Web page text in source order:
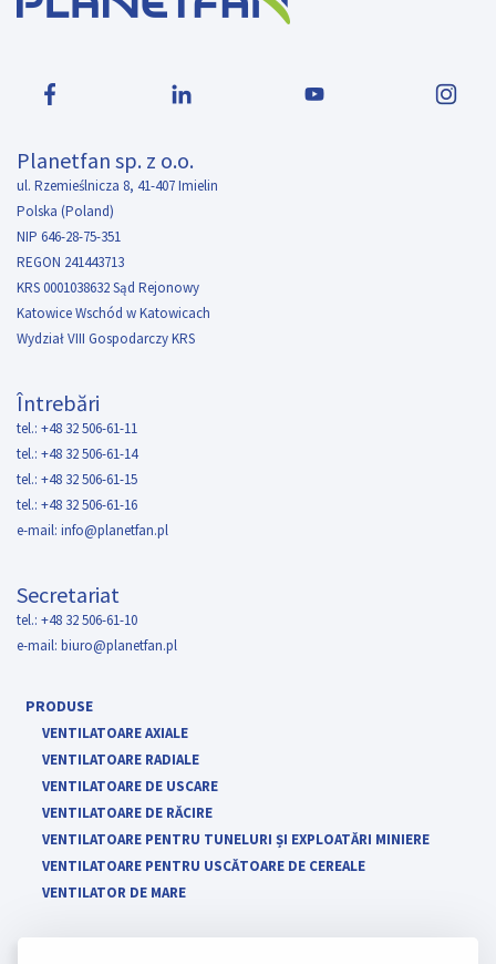
Planetfan sp. z o.o.
ul. Rzemieślnicza 8, 41-407 Imielin
Polska (Poland)
NIP 646-28-75-351
REGON 241443713
KRS 0001038632 Sąd Rejonowy
Katowice Wschód w Katowicach
Wydział VIII Gospodarczy KRS
Întrebări
tel.: +48 32 506-61-11
tel.: +48 32 506-61-14
tel.: +48 32 506-61-15
tel.: +48 32 506-61-16
e-mail: info@planetfan.pl
Secretariat
tel.: +48 32 506-61-10
e-mail: biuro@planetfan.pl
PRODUSE
VENTILATOARE AXIALE
VENTILATOARE RADIALE
VENTILATOARE DE USCARE
VENTILATOARE DE RĂCIRE
VENTILATOARE PENTRU TUNELURI ȘI EXPLOATĂRI MINIERE
VENTILATOARE PENTRU USCĂTOARE DE CEREALE
VENTILATOR DE MARE